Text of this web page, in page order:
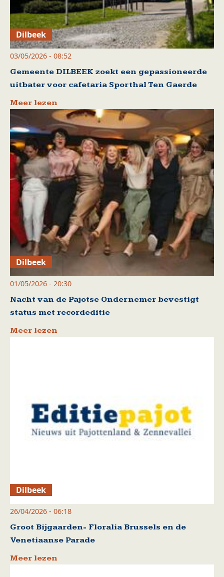
Dilbeek
03/05/2026 - 08:52
Gemeente DILBEEK zoekt een gepassioneerde
uitbater voor cafetaria Sporthal Ten Gaerde
Meer lezen
Dilbeek
01/05/2026 - 20:30
Nacht van de Pajotse Ondernemer bevestigt
status met recordeditie
Meer lezen
Dilbeek
26/04/2026 - 06:18
Groot Bijgaarden- Floralia Brussels en de
Venetiaanse Parade
Meer lezen